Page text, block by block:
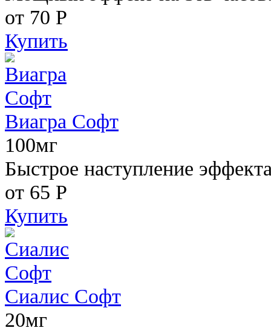
от 70 Р
Купить
Виагра Софт
100мг
Быстрое наступление
от 65 Р
Купить
Сиалис Софт
20мг